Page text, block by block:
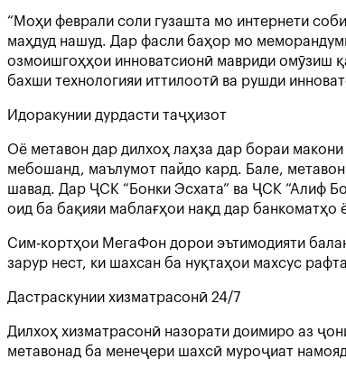
“Моҳи феврали соли гузашта мо интернети
маҳдуд нашуд. Дар фасли баҳор мо
озмоишгоҳҳои инноватсионӣ мавриди омӯзиш
бахши технологияи иттилоотӣ ва рушди
Идоракунии дурдасти таҷҳизот
Оё метавон дар дилхоҳ лаҳза дар бораи
мебошанд, маълумот пайдо кард. Бале,
шавад. Дар ҶСК “Бонки Эсхата” ва ҶСК “Алиф
оид ба бақияи маблағҳои нақд дар банкоматҳо
Сим-кортҳои МегаФон дорои эътимодияти
зарур нест, ки шахсан ба нуқтаҳои махсус
Дастраскунии хизматрасонӣ 24/7
Дилхоҳ хизматрасонӣ назорати доимиро аз
метавонад ба менеҷери шахсӣ муроҷиат